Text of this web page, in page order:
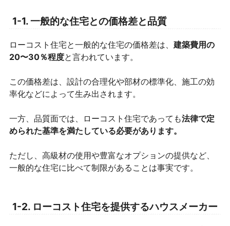
1-1. 一般的な住宅との価格差と品質
ローコスト住宅と一般的な住宅の価格差は、 建築費用の
20〜30％程度と言われています。
この価格差は、設計の合理化や部材の標準化、施工の効
率化などによって生み出されます。
一方、品質面では、ローコスト住宅であっても法律で定
められた基準を満たしている必要があります。
ただし、高級材の使用や豊富なオプションの提供など、
一般的な住宅に比べて制限があることは事実です。
1-2. ローコスト住宅を提供するハウスメーカー